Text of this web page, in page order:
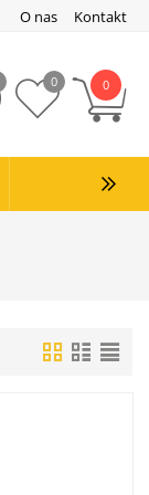
O nas Kontakt
0
0